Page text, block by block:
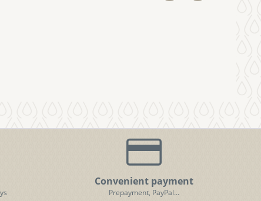
Convenient payment
Prepayment, PayPal...